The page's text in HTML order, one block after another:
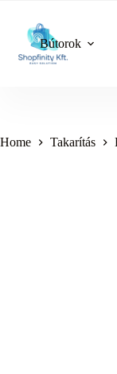
content
Bútorok
Home Takarítás